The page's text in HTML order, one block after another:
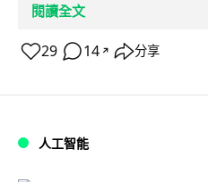
閱讀全文
29 14 ↗ 分享
人工智能